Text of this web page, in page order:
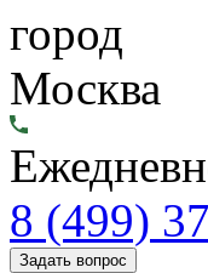
город
Москва
8 (499)
Задать вопрос